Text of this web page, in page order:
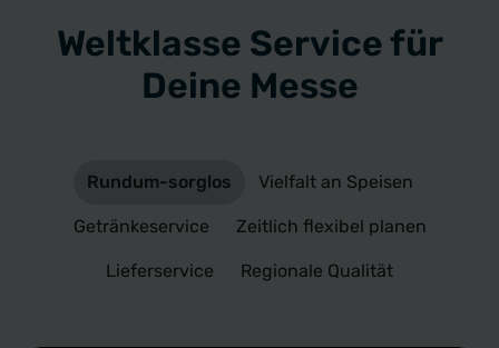
Weltklasse Service für
Deine Messe
Rundum-sorglos Vielfalt an Speisen
Getränkeservice Zeitlich flexibel planen
Lieferservice Regionale Qualität